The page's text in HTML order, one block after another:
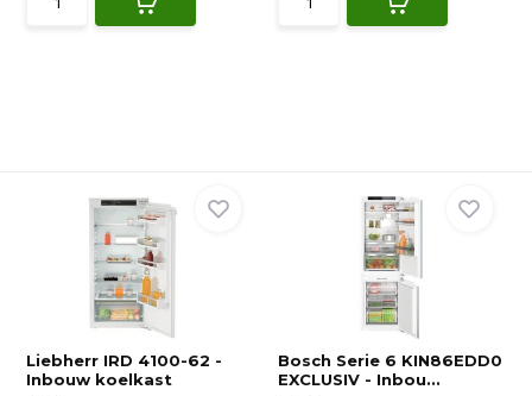
Liebherr IRD 4100-62 -
Inbouw koelkast
Bosch Serie 6 KIN86EDD0
EXCLUSIV - Inbou...